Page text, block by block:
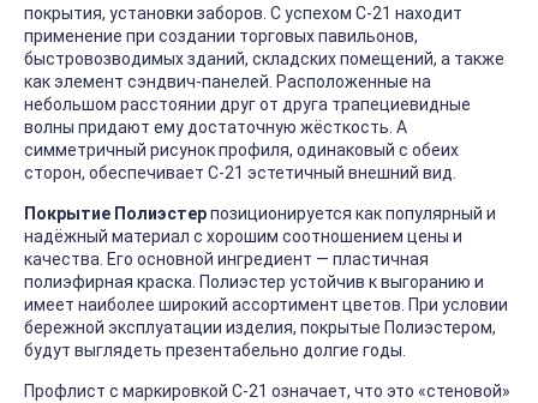
покрытия, установки заборов. С успехом С-21 находит
применение при создании торговых павильонов,
быстровозводимых зданий, складских помещений, а также
как элемент сэндвич-панелей. Расположенные на
небольшом расстоянии друг от друга трапециевидные
волны придают ему достаточную жёсткость. А
симметричный рисунок профиля, одинаковый с обеих
сторон, обеспечивает С-21 эстетичный внешний вид.
Покрытие Полиэстерпозиционируется как популярный и
надёжный материал с хорошим соотношением цены и
качества. Его основной ингредиент — пластичная
полиэфирная краска. Полиэстер устойчив к выгоранию и
имеет наиболее широкий ассортимент цветов. При условии
бережной эксплуатации изделия, покрытые Полиэстером,
будут выглядеть презентабельно долгие годы.
Профлист с маркировкой С-21 означает, что это «стеновой»